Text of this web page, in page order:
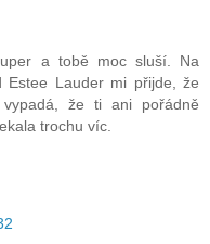
a tobě moc sluší. Na
Lauder mi přijde, že
že ti ani pořádně
trochu víc.